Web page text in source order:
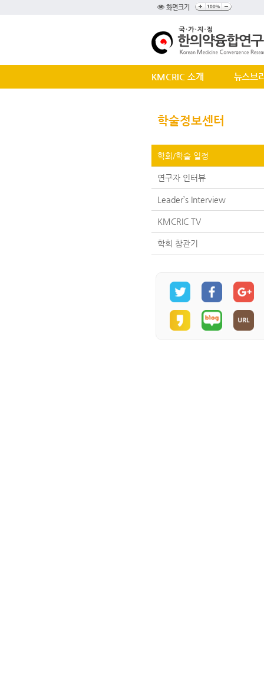
화면크기
KMCRIC 소개 뉴스브
학술정보센터
학회/학술 일정
연구자 인터뷰
Leader’s Interview
KMCRIC TV
학회 참관기